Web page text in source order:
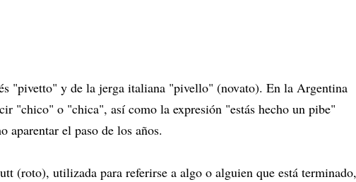
"pivetto" y de la jerga italiana "pivello" (novato). En la Argentina
"chico" o "chica", así como la expresión "estás hecho un pibe"
aparentar el paso de los años.
(roto), utilizada para referirse a algo o alguien que está terminado,